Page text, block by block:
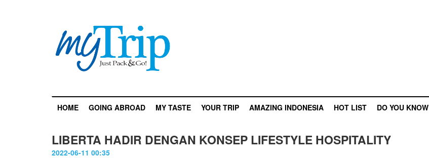
HOME GOING ABROAD MY TASTE YOUR TRIP AMAZING INDONESIA HOT LIST DO YOU KNOW
LIBERTA HADIR DENGAN KONSEP LIFESTYLE HOSPITALITY
2022-06-11 00:35